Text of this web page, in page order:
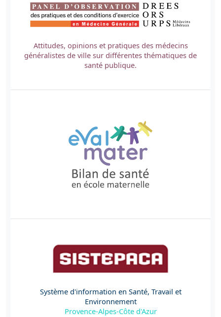
Attitudes, opinions et pratiques des médecins
généralistes de ville sur différentes thématiques de
santé publique.
Système d'information en Santé, Travail et
Environnement
Provence-Alpes-Côte d'Azur